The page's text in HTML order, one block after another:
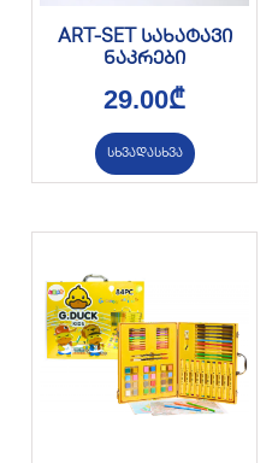
ART-SET სახატავი
ნაკრები
29.00₾
სხვადასხვა